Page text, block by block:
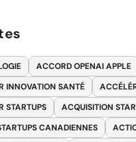
ACCORD OPENAI APPLE
INNOVATION SANTÉ
STARTUPS
ACQUISITION
CANADIENNES